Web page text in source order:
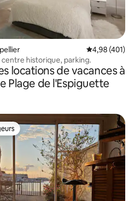
Évaluation
4,98 (401)
historique, parking.
locations de vacances à
Plage de l'Espiguette